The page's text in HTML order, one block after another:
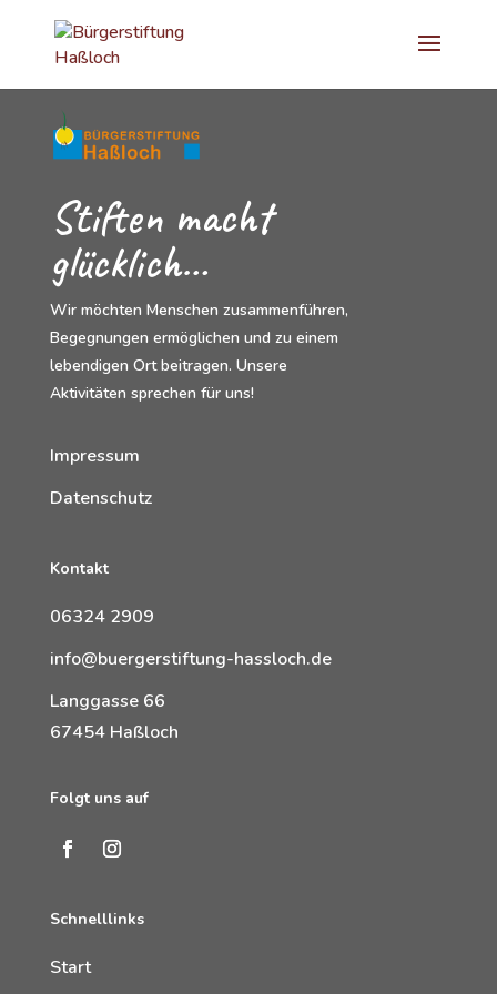
Stiften macht
glücklich…
Wir möchten Menschen zusammenführen,
Begegnungen ermöglichen und zu einem
lebendigen Ort beitragen. Unsere
Aktivitäten sprechen für uns!
Impressum
Datenschutz
Kontakt
06324 2909
info@buergerstiftung-hassloch.de
Langgasse 66
67454 Haßloch
Folgt uns auf
Schnelllinks
Start